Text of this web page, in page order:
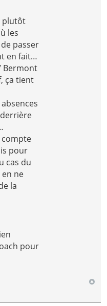
plutôt
les
passer
en fait…
Bermont
ça tient
compte
pour
cas du
ne
la
pour